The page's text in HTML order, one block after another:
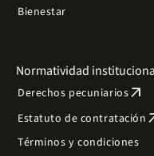
Bienestar
Normatividad
Derechos pecuniariosarrow_outward
Estatuto de contratación
Términos y condiciones